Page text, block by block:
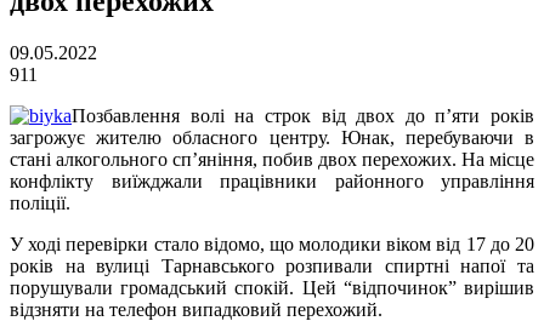
09.05.2022
911
Позбавлення волі на строк від двох до п’яти років
загрожує жителю обласного центру. Юнак, перебуваючи в
стані алкогольного сп’яніння, побив двох перехожих. На місце
конфлікту виїжджали працівники районного управління
поліції.
У ході перевірки стало відомо, що молодики віком від 17 до 20
років на вулиці Тарнавського розпивали спиртні напої та
порушували громадський спокій. Цей “відпочинок” вирішив
відзняти на телефон випадковий перехожий.